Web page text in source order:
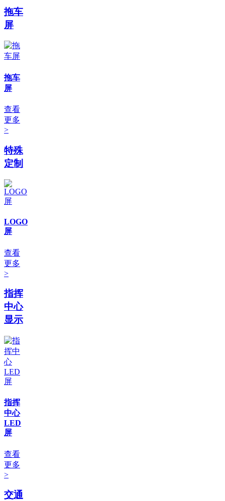
拖车
屏
拖车
屏
查看
更多
>
特殊
定制
LOGO
屏
查看
更多
>
指挥
中心
显示
指挥
中心
LED
屏
查看
更多
>
交通